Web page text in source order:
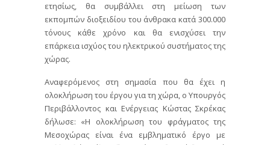
ετησίως, θα συμβάλλει στη μείωση των
εκπομπών διοξειδίου του άνθρακα κατά 300.000
τόνους κάθε χρόνο και θα ενισχύσει την
επάρκεια ισχύος του ηλεκτρικού συστήματος της
χώρας.
Αναφερόμενος στη σημασία που θα έχει η
ολοκλήρωση του έργου για τη χώρα, ο Υπουργός
Περιβάλλοντος και Ενέργειας Κώστας Σκρέκας
δήλωσε: «Η ολοκλήρωση του φράγματος της
Μεσοχώρας είναι ένα εμβληματικό έργο με